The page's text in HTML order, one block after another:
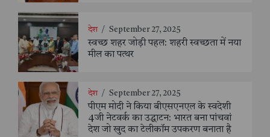
देश / September 27, 2025
स्वच्छ शहर जोड़ी पहल: शहरी स्वच्छता में नया
मील का पत्थर
देश / September 27, 2025
पीएम मोदी ने किया बीएसएनएल के स्वदेशी
4जी नेटवर्क का उद्घाटन: भारत बना पांचवां
देश जो खुद का टेलीकॉम उपकरण बनाता है